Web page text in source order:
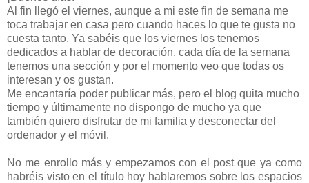
Al fin llegó el viernes, aunque a mi este fin de semana me
toca trabajar en casa pero cuando haces lo que te gusta no
cuesta tanto. Ya sabéis que los viernes los tenemos
dedicados a hablar de decoración, cada día de la semana
tenemos una sección y por el momento veo que todas os
interesan y os gustan.
Me encantaría poder publicar más, pero el blog quita mucho
tiempo y últimamente no dispongo de mucho ya que
también quiero disfrutar de mi familia y desconectar del
ordenador y el móvil.
No me enrollo más y empezamos con el post que ya como
habréis visto en el título hoy hablaremos sobre los espacios